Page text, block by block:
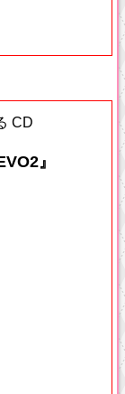
CD
』